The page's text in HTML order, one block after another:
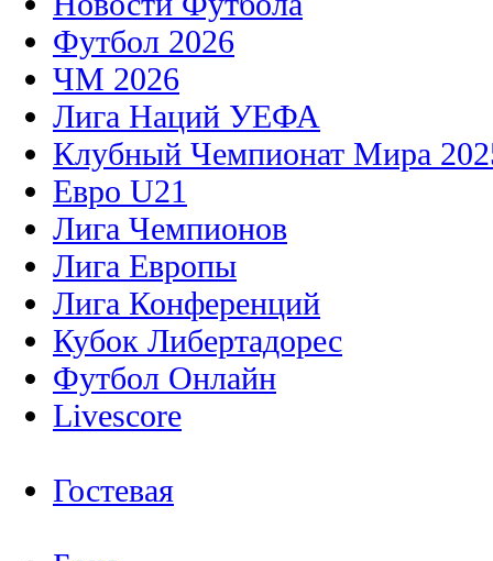
Футбол 2026
ЧМ 2026
Лига Наций УЕФА
Клубный Чемпионат Мира
Евро U21
Лига Чемпионов
Лига Европы
Лига Конференций
Кубок Либертадорес
Футбол Онлайн
Livescore